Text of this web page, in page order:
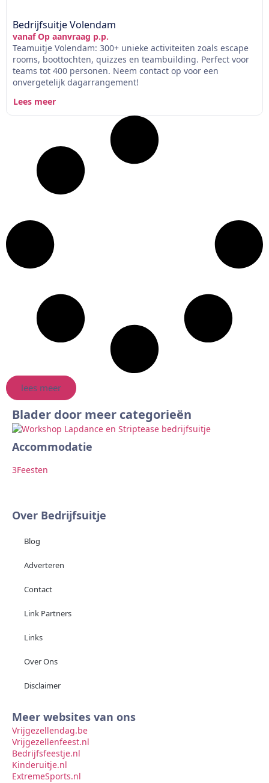
Bedrijfsuitje Volendam
vanaf Op aanvraag p.p.
Teamuitje Volendam: 300+ unieke activiteiten zoals escape
rooms, boottochten, quizzes en teambuilding. Perfect voor
teams tot 400 personen. Neem contact op voor een
onvergetelijk dagarrangement!
Lees meer
lees meer
Blader door meer categorieën
Accommodatie
3Feesten
Over Bedrijfsuitje
Blog
Adverteren
Contact
Link Partners
Links
Over Ons
Disclaimer
Meer websites van ons
Vrijgezellendag.be
Vrijgezellenfeest.nl
Bedrijfsfeestje.nl
Kinderuitje.nl
ExtremeSports.nl